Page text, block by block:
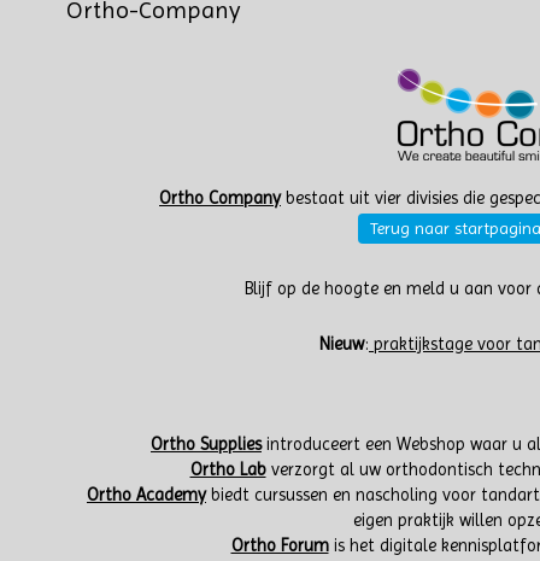
Ortho-Company
Ortho Companybestaat uit vier divisies die
Terug naar
Blijf op de hoogte en meld u aan voor
Nieuw: praktijkstage voor
Ortho Suppliesintroduceert een Webshop waar u
Ortho Labverzorgt al uw orthodontisch
Ortho Academybiedt cursussen en nascholing voor
eigen praktijk willen
Ortho Forumis het digitale